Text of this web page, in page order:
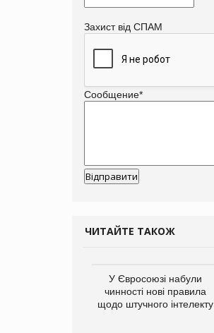
Захист від СПАМ
Сообщение*
ЧИТАЙТЕ ТАКОЖ
У Євросоюзі набули
чинності нові правила
щодо штучного інтелекту